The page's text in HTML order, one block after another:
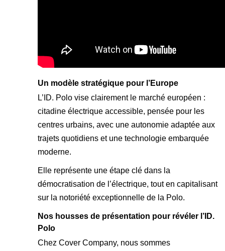
Un modèle stratégique pour l’Europe
L’ID. Polo vise clairement le marché européen :
citadine électrique accessible, pensée pour les
centres urbains, avec une autonomie adaptée aux
trajets quotidiens et une technologie embarquée
moderne.
Elle représente une étape clé dans la
démocratisation de l’électrique, tout en capitalisant
sur la notoriété exceptionnelle de la Polo.
Nos housses de présentation pour révéler l’ID.
Polo
Chez Cover Company, nous sommes